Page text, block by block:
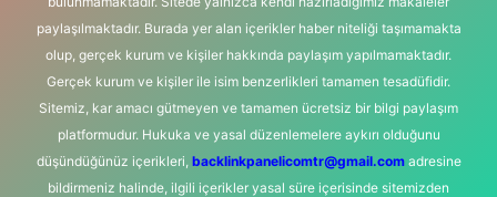
paylaşılmaktadır. Burada yer alan içerikler haber niteliği taşımamakta
olup, gerçek kurum ve kişiler hakkında paylaşım yapılmamaktadır.
Gerçek kurum ve kişiler ile isim benzerlikleri tamamen tesadüfidir.
Sitemiz, kar amacı gütmeyen ve tamamen ücretsiz bir bilgi paylaşım
platformudur. Hukuka ve yasal düzenlemelere aykırı olduğunu
düşündüğünüz içerikleri, backlinkpanelicomtr@gmail.comadresine
bildirmeniz halinde, ilgili içerikler yasal süre içerisinde sitemizden